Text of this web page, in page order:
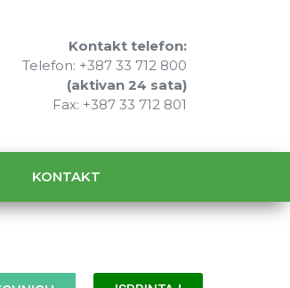
Kontakt telefon:
Telefon: +387 33 712 800
(aktivan 24 sata)
Fax: +387 33 712 801
KONTAKT